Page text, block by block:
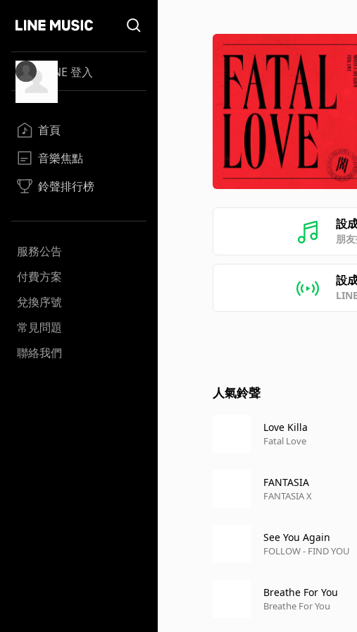
LINE 登入
首頁
音樂焦點
鈴聲排行榜
服務公告
付費方案
兌換序號
常見問題
聯絡我們
設
朋
設
人氣鈴聲
Love Killa
Fatal Love
FANTASIA
FANTASIA X
See You Again
FOLLOW - FIND YOU
Breathe For You
Breathe For You